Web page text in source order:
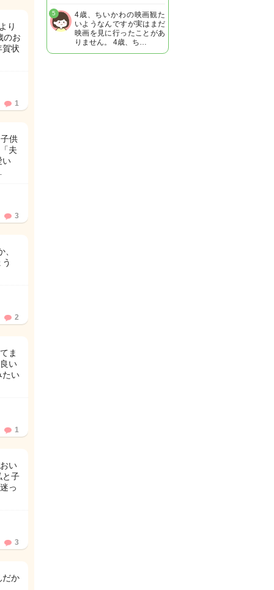
り
のお
賀状
1
供
夫
い
3
2
ま
い
たい
1
い
と子
っ
3
だか
4歳、ちいかわの映画観た
いようなんですが実はまだ
映画を見に行ったことがあ
りません。 4歳、ち…
5